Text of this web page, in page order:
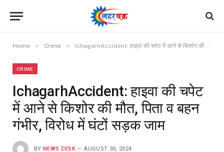
Home » Crime » IchagarhAccident: हाइवा की चपेट में आने से किशोर की मौत, पिता व बहन गंभीर, विरोध में घंटों सड़क जाम
CRIME
IchagarhAccident: हाइवा की चपेट
में आने से किशोर की मौत, पिता व बहन
गंभीर, विरोध में घंटों सड़क जाम
BY NEWS DESK AUGUST 30, 2024